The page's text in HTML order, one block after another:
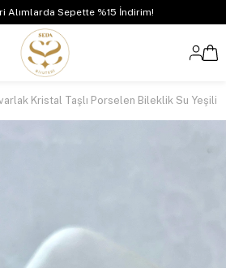
Alımlarda Sepette %15 İndirim!
Kristal Taşlı Porselen Bileklik Su Yeşili